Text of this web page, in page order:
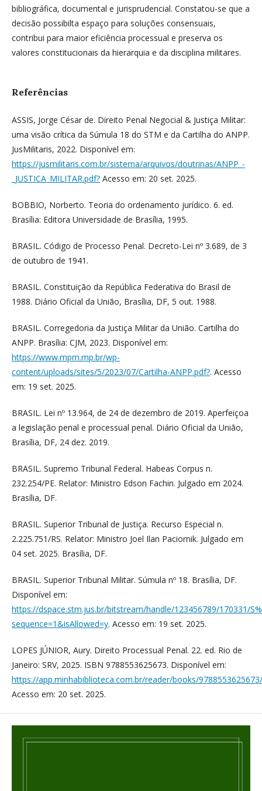
bibliográfica, documental e jurisprudencial. Constatou-se que a
decisão possibilta espaço para soluções consensuais,
contribui para maior eficiência processual e preserva os
valores constitucionais da hierarquia e da disciplina militares.
Referências
ASSIS, Jorge César de. Direito Penal Negocial & Justiça Militar:
uma visão crítica da Súmula 18 do STM e da Cartilha do ANPP.
JusMilitaris, 2022. Disponível em:
https://jusmilitaris.com.br/sistema/arquivos/doutrinas/ANPP_-
_JUSTICA_MILITAR.pdf? Acesso em: 20 set. 2025.
BOBBIO, Norberto. Teoria do ordenamento jurídico. 6. ed.
Brasília: Editora Universidade de Brasília, 1995.
BRASIL. Código de Processo Penal. Decreto-Lei nº 3.689, de 3
de outubro de 1941.
BRASIL. Constituição da República Federativa do Brasil de
1988. Diário Oficial da União, Brasília, DF, 5 out. 1988.
BRASIL. Corregedoria da Justiça Militar da União. Cartilha do
ANPP. Brasília: CJM, 2023. Disponível em:
https://www.mpm.mp.br/wp-
content/uploads/sites/5/2023/07/Cartilha-ANPP.pdf?. Acesso
em: 19 set. 2025.
BRASIL. Lei nº 13.964, de 24 de dezembro de 2019. Aperfeiçoa
a legislação penal e processual penal. Diário Oficial da União,
Brasília, DF, 24 dez. 2019.
BRASIL. Supremo Tribunal Federal. Habeas Corpus n.
232.254/PE. Relator: Ministro Edson Fachin. Julgado em 2024.
Brasília, DF.
BRASIL. Superior Tribunal de Justiça. Recurso Especial n.
2.225.751/RS. Relator: Ministro Joel Ilan Paciornik. Julgado em
04 set. 2025. Brasília, DF.
BRASIL. Superior Tribunal Militar. Súmula nº 18. Brasília, DF.
Disponível em:
https://dspace.stm.jus.br/bitstream/handle/123456789/170331/
sequence=1&isAllowed=y. Acesso em: 19 set. 2025.
LOPES JÚNIOR, Aury. Direito Processual Penal. 22. ed. Rio de
Janeiro: SRV, 2025. ISBN 9788553625673. Disponível em:
https://app.minhabiblioteca.com.br/reader/books/9788553625673/
Acesso em: 20 set. 2025.